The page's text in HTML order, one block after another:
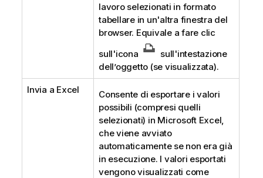
lavoro selezionati in formato
tabellare in un'altra finestra del
browser. Equivale a fare clic
sull'icona
sull'intestazione
dell’oggetto (se visualizzata).
Invia a Excel
Consente di esportare i valori
possibili (compresi quelli
selezionati) in Microsoft Excel,
che viene avviato
automaticamente se non era già
in esecuzione. I valori esportati
vengono visualizzati come